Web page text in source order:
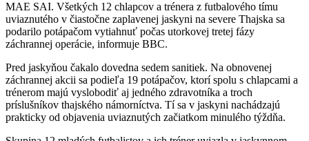
MAE SAI. Všetkých 12 chlapcov a trénera z futbalového tímu
uviaznutého v čiastočne zaplavenej jaskyni na severe Thajska sa
podarilo potápačom vytiahnuť počas utorkovej tretej fázy
záchrannej operácie, informuje BBC.
Pred jaskyňou čakalo dovedna sedem sanitiek. Na obnovenej
záchrannej akcii sa podieľa 19 potápačov, ktorí spolu s chlapcami a
trénerom majú vyslobodiť aj jedného zdravotníka a troch
príslušníkov thajského námorníctva. Tí sa v jaskyni nachádzajú
prakticky od objavenia uviaznutých začiatkom minulého týždňa.